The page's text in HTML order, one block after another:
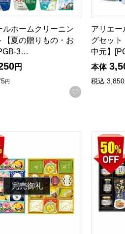
登録する
ルホームクリーニン
【夏の贈りもの・お
3…
円
円
お気に入り
アリエー
グセット
中元】
本体
税込 3,850
贈りもの・お中元】[SON-60AW]
和洋菓子詰合せ【夏の贈りもの・
完売御礼
かに缶